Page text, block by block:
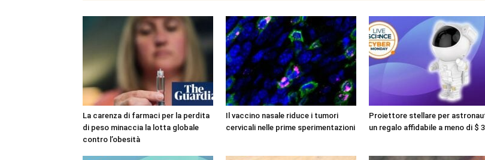
La carenza di farmaci per la perdita
di peso minaccia la lotta globale
contro l’obesità
Il vaccino nasale riduce i tumori
cervicali nelle prime sperimentazioni
Proiettore stellare per
un regalo affidabile a meno di $